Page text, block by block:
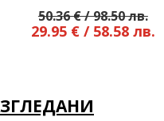
54.95 € / 107.47 лв.
38.50 € / 75.30 лв.